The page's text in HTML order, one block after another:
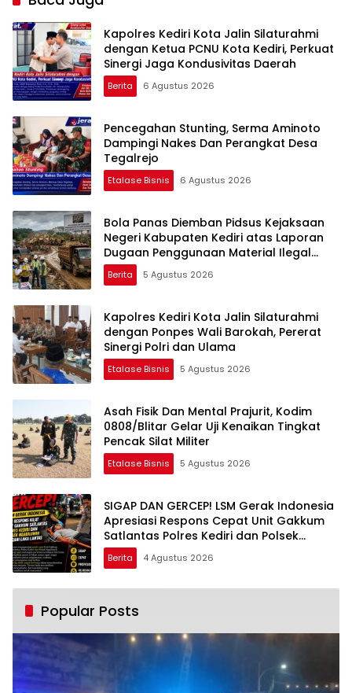
Kapolres Kediri Kota Jalin Silaturahmi
dengan Ketua PCNU Kota Kediri, Perkuat
Sinergi Jaga Kondusivitas Daerah
Berita 6 Agustus 2026
Pencegahan Stunting, Serma Aminoto
Dampingi Nakes Dan Perangkat Desa
Tegalrejo
Etalase Bisnis 6 Agustus 2026
Bola Panas Diemban Pidsus Kejaksaan
Negeri Kabupaten Kediri atas Laporan
Dugaan Penggunaan Material Ilegal
Proyek Tol Kediri Oleh PT. HASTARI JAYA
SENTOSA
Berita 5 Agustus 2026
Kapolres Kediri Kota Jalin Silaturahmi
dengan Ponpes Wali Barokah, Pererat
Sinergi Polri dan Ulama
Etalase Bisnis 5 Agustus 2026
Asah Fisik Dan Mental Prajurit, Kodim
0808/Blitar Gelar Uji Kenaikan Tingkat
Pencak Silat Militer
Etalase Bisnis 5 Agustus 2026
SIGAP DAN GERCEP! LSM Gerak Indonesia
Apresiasi Respons Cepat Unit Gakkum
Satlantas Polres Kediri dan Polsek
Ngadiluwih dalam Penanganan
Kecelakaan Lalu Lintas
Berita 4 Agustus 2026
Popular Posts